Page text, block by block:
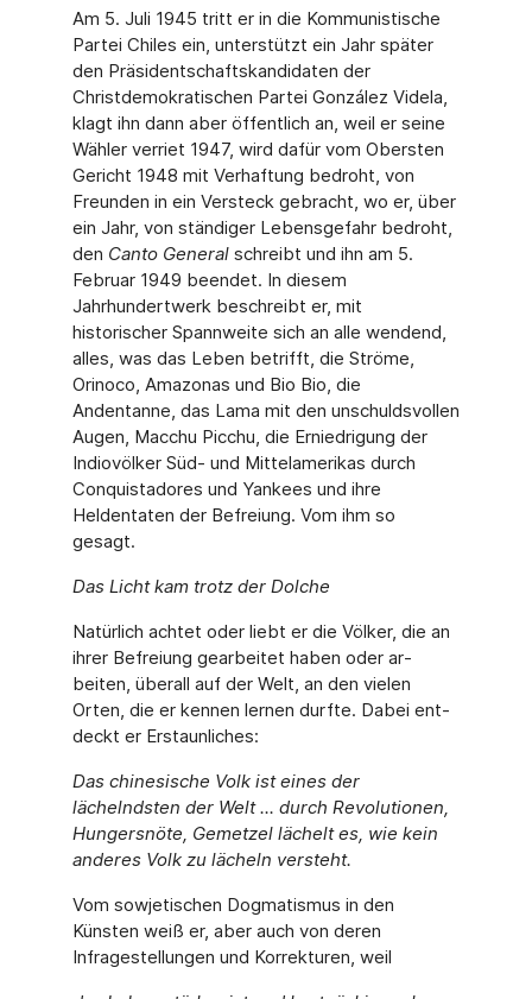
Am 5. Juli 1945 tritt er in die Kommunistische
Partei Chiles ein, unterstützt ein Jahr später
den Präsidentschaftskandidaten der
Christdemokratischen Partei González Videla,
klagt ihn dann aber öffentlich an, weil er seine
Wähler verriet 1947, wird dafür vom Obersten
Gericht 1948 mit Verhaftung bedroht, von
Freunden in ein Versteck gebracht, wo er, über
ein Jahr, von ständiger Lebensgefahr bedroht,
den Canto General schreibt und ihn am 5.
Februar 1949 beendet. In diesem
Jahrhundertwerk beschreibt er, mit
historischer Spann­weite sich an alle wendend,
alles, was das Leben betrifft, die Ströme,
Orinoco, Amazonas und Bio Bio, die
Andentanne, das Lama mit den unschuldsvollen
Augen, Macchu Picchu, die Erniedrigung der
Indiovölker Süd- und Mittelamerikas durch
Conquistadores und Yan­kees und ihre
Heldentaten der Befreiung. Vom ihm so
gesagt.
Das Licht kam trotz der Dolche
Natürlich achtet oder liebt er die Völker, die an
ihrer Befreiung gearbeitet haben oder ar­
beiten, überall auf der Welt, an den vielen
Orten, die er kennen lernen durfte. Dabei ent­
deckt er Erstaunliches:
Das chinesische Volk ist eines der
lächelndsten der Welt ... durch Revolutionen,
Hun­gersnöte, Gemetzel lächelt es, wie kein
anderes Volk zu lächeln versteht.
Vom sowjetischen Dogmatismus in den
Künsten weiß er, aber auch von deren
Infragestel­lungen und Korrekturen, weil